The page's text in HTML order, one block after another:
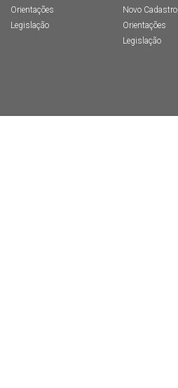
Orientações
Legislação
Novo Cadastro
Orientações
Legislação